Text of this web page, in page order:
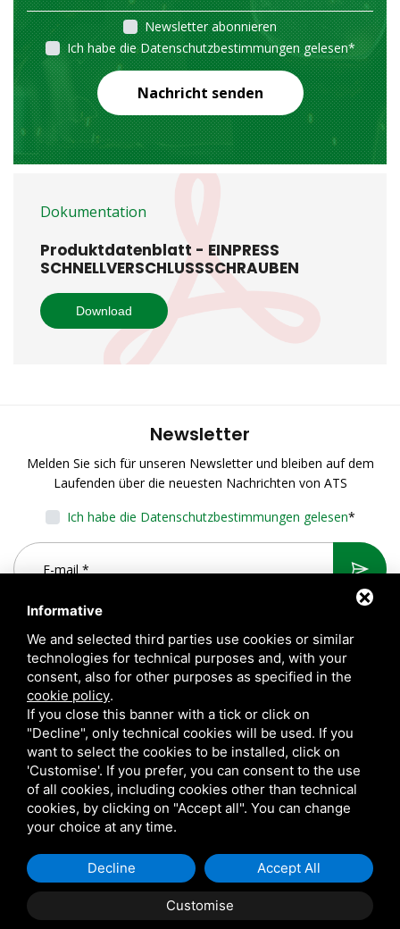
Newsletter abonnieren
Ich habe die Datenschutzbestimmungen gelesen*
Nachricht senden
Dokumentation
Produktdatenblatt - EINPRESS
SCHNELLVERSCHLUSSSCHRAUBEN
Download
Newsletter
Melden Sie sich für unseren Newsletter und bleiben auf dem
Laufenden über die neuesten Nachrichten von ATS
Ich habe die Datenschutzbestimmungen gelesen*
A.T.S. S.r.l. Via del Mangano, 4/A 40023 Castel Guelfo di Bologna
(BO) Italy | P.Iva 00824841209 |Privacy|Rechtliche Hinweise
Sitemap
Terms of Servicedi Google.
Informative
We and selected third parties use cookies or similar
technologies for technical purposes and, with your
consent, also for other purposes as specified in the
cookie policy.
If you close this banner with a tick or click on
"Decline", only technical cookies will be used. If you
want to select the cookies to be installed, click on
'Customise'. If you prefer, you can consent to the use
of all cookies, including cookies other than technical
cookies, by clicking on "Accept all". You can change
your choice at any time.
Customise
Decline Accept All